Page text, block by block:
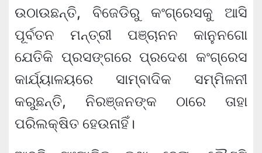
ଉଠାଉଛନ୍ତି, ବିଜେଡିରୁ କଂଗ୍ରେସକୁ ଆସି
ପୂର୍ବତନ ମନ୍ତ୍ରୀ ପଞ୍ଚାନନ କାନୁନଗୋ
ଯେତିକି ପ୍ରସଙ୍ଗରେ ପ୍ରଦେଶ କଂଗ୍ରେସ
କାର୍ଯ୍ୟାଳୟରେ ସାମ୍ବାଦିକ ସମ୍ମିଳନୀ
କରୁଛନ୍ତି, ନିରଞ୍ଜନଙ୍କ ଠାରେ ତାହା
ପରିଲକ୍ଷିତ ହେଉନାହିଁ।